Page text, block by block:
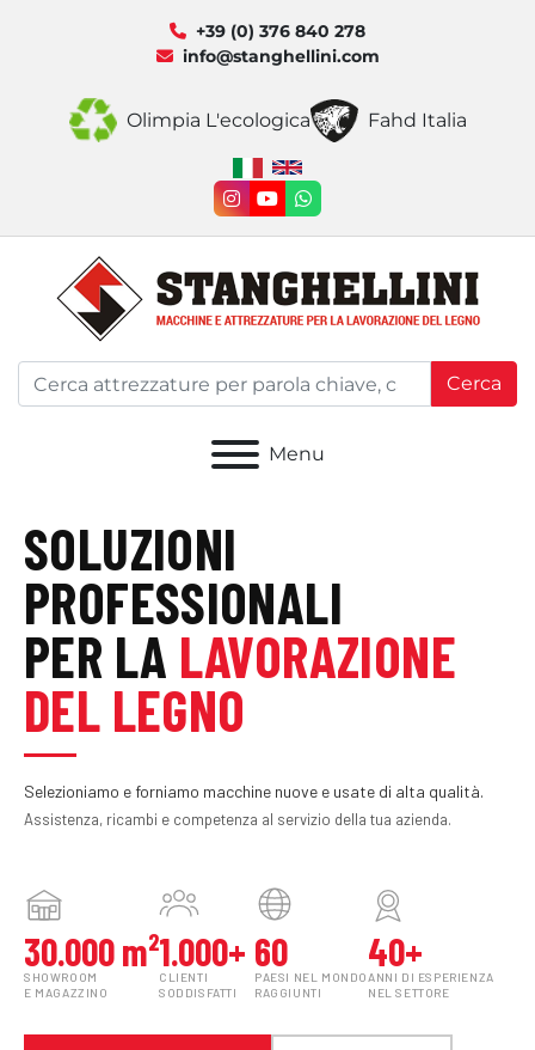
+39 (0) 376 840 278
info@stanghellini.com
Olimpia L'ecologica Fahd Italia
instagram
youtubewhatsapp
Cerca
Menu
SOLUZIONI
PROFESSIONALI
PER LA LAVORAZIONE
DEL LEGNO
Selezioniamo e forniamo macchine nuove e usate di alta qualità.
Assistenza, ricambi e competenza al servizio della tua azienda.
30.000 m²
SHOWROOM
E MAGAZZINO
1.000+
CLIENTI
SODDISFATTI
60
PAESI NEL MONDO
RAGGIUNTI
40+
ANNI DI ESPERIENZA
NEL SETTORE